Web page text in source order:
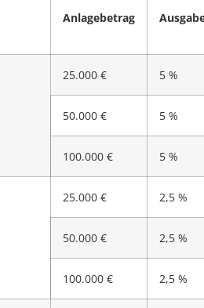
Anlagebetrag
25.000 € 5 %
50.000 € 5 %
100.000 € 5 %
25.000 € 2,5 %
50.000 € 2,5 %
100.000 € 2,5 %